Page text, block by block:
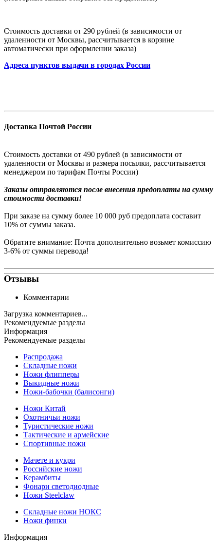
Стоимость доставки от 290 рублей (в зависимости от
удаленности от Москвы, рассчитывается в корзине
автоматически при оформлении заказа)
Адреса пунктов выдачи в городах России
Доставка Почтой России
Стоимость доставки от 490 рублей (в зависимости от
удаленности от Москвы и размера посылки, рассчитывается
менеджером по тарифам Почты России)
Заказы отправляются после внесения предоплаты на сумму
стоимости доставки!
При заказе на сумму более 10 000 руб предоплата составит
10% от суммы заказа.
Обратите внимание: Почта дополнительно возьмет комиссию
3-6% от суммы перевода!
Отзывы
Комментарии
Загрузка комментариев...
Рекомендуемые разделы
Информация
Рекомендуемые разделы
Распродажа
Складные ножи
Ножи флипперы
Выкидные ножи
Ножи-бабочки (балисонги)
Ножи Китай
Охотничьи ножи
Туристические ножи
Тактические и армейские
Спортивные ножи
Мачете и кукри
Российские ножи
Керамбиты
Фонари светодиодные
Ножи Steelclaw
Складные ножи НОКС
Ножи финки
Информация